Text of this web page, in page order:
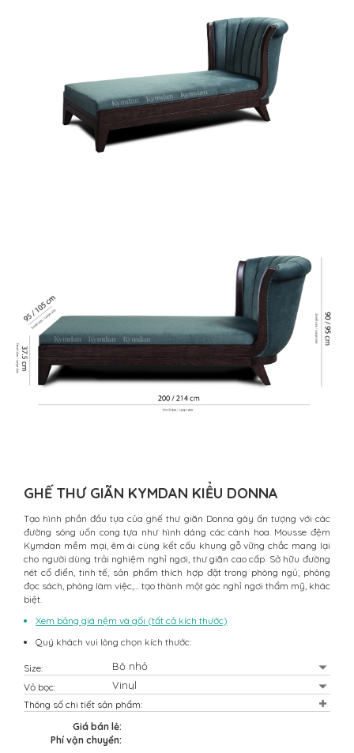
GHẾ THƯ GIÃN KYMDAN KIỂU DONNA
Tạo hình phần đầu tựa của ghế thư giãn Donna gây ấn tượng với các
đường sóng uốn cong tựa như hình dáng các cánh hoa. Mousse đệm
Kymdan mềm mại, êm ái cùng kết cấu khung gỗ vững chắc mang lại
cho người dùng trải nghiệm nghỉ ngơi, thư giãn cao cấp. Sở hữu đường
nét cổ điển, tinh tế, sản phẩm thích hợp đặt trong phòng ngủ, phòng
đọc sách, phòng làm việc,… tạo thành một góc nghỉ ngơi thẩm mỹ, khác
biệt.
Xem bảng giá nệm và gối (tất cả kích thước)
Quý khách vui lòng chọn kích thước:
Size:
Vỏ bọc:
Thông số chi tiết sản phẩm:
Giá bán lẻ:
Phí vận chuyển: